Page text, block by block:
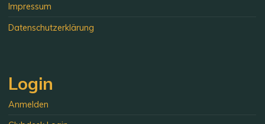
Impressum
Datenschutzerklärung
Login
Anmelden